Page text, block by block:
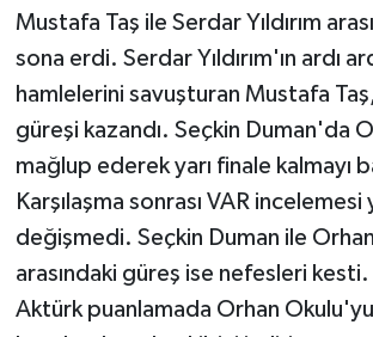
Mustafa Taş ile Serdar Yıldırım
sona erdi. Serdar Yıldırım'ın ardı
hamlelerini savuşturan Mustafa
güreşi kazandı. Seçkin Duman'da
mağlup ederek yarı finale kalmayı
Karşılaşma sonrası VAR incelemesi
değişmedi. Seçkin Duman ile
arasındaki güreş ise nefesleri
Aktürk puanlamada Orhan Okulu'yu